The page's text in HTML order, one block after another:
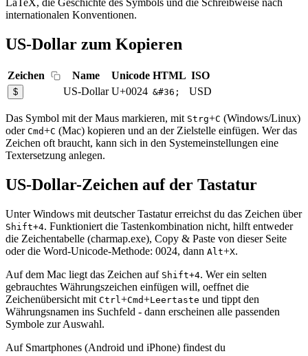
internationalen Konventionen.
US-Dollar zum Kopieren
Zeichen Name Unicode HTML ISO
$ US-Dollar U+0024 &#36; USD
Das Symbol mit der Maus markieren, mit Strg+C (Windows/Linux)
oder Cmd+C (Mac) kopieren und an der Zielstelle einfügen. Wer das
Zeichen oft braucht, kann sich in den Systemeinstellungen eine
Textersetzung anlegen.
US-Dollar-Zeichen auf der Tastatur
Unter Windows mit deutscher Tastatur erreichst du das Zeichen über
Shift+4. Funktioniert die Tastenkombination nicht, hilft entweder
die Zeichentabelle (charmap.exe), Copy & Paste von dieser Seite
oder die Word-Unicode-Methode: 0024, dann Alt+X.
Auf dem Mac liegt das Zeichen auf Shift+4. Wer ein selten
gebrauchtes Währungszeichen einfügen will, oeffnet die
Zeichenübersicht mit Ctrl +Cmd+Leertaste und tippt den
Währungsnamen ins Suchfeld - dann erscheinen alle passenden
Symbole zur Auswahl.
Auf Smartphones (Android und iPhone) findest du